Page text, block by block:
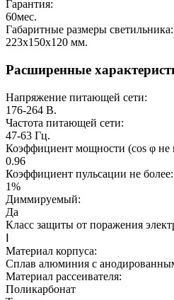
Гарантия:
60мес.
Габаритные размеры светильника:
223х150х120 мм.
Расширенные
Напряжение питающей сети:
176-264 В.
Частота питающей сети:
47-63 Гц.
Коэффициент мощности (cos φ не
0.96
Коэффициент пульсации не более:
1%
Диммируемый:
Да
Класс защиты от поражения
Материал корпуса:
Сплав алюминия с
Материал рассеивателя:
Поликарбонат